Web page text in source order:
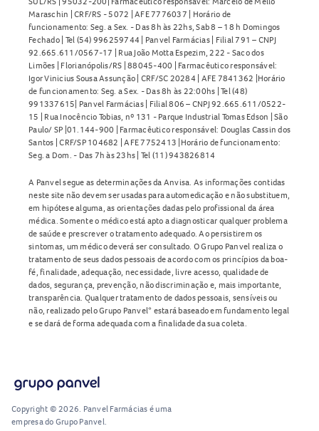
Maraschin | CRF/RS - 5072 | AFE 7776037 | Horário de
funcionamento: Seg. a Sex. - Das 8h às 22hs, Sab 8 – 18 h Domingos
Fechado | Tel (54) 996259744 | Panvel Farmácias | Filial 791 – CNPJ
92.665.611/0567-17 | Rua João Motta Espezim, 222 - Saco dos
Limões | Florianópolis/RS | 88045-400 | Farmacêutico responsável:
Igor Vinicius Sousa Assunção | CRF/SC 20284 | AFE 7841362 |Horário
de funcionamento: Seg. a Sex. - Das 8h às 22:00hs | Tel (48)
991337615| Panvel Farmácias | Filial 806 – CNPJ 92.665.611/0522-
15 | Rua Inocêncio Tobias, nº 131 - Parque Industrial Tomas Edson | São
Paulo/ SP |01.144-900 | Farmacêutico responsável: Douglas Cassin dos
Santos | CRF/SP 104682 | AFE 7752413 |Horário de funcionamento:
Seg. a Dom. - Das 7h às 23hs | Tel (11) 943826814
A Panvel segue as determinações da Anvisa. As informações contidas
neste site não devem ser usadas para automedicação e não substituem,
em hipótese alguma, as orientações dadas pelo profissional da área
médica. Somente o médico está apto a diagnosticar qualquer problema
de saúde e prescrever o tratamento adequado. Ao persistirem os
sintomas, um médico deverá ser consultado. O Grupo Panvel realiza o
tratamento de seus dados pessoais de acordo com os princípios da boa-
fé, finalidade, adequação, necessidade, livre acesso, qualidade de
dados, segurança, prevenção, não discriminação e, mais importante,
transparência. Qualquer tratamento de dados pessoais, sensíveis ou
não, realizado pelo Grupo Panvel* estará baseado em fundamento legal
e se dará de forma adequada com a finalidade da sua coleta.
Copyright © 2026. Panvel Farmácias é uma
empresa do Grupo Panvel.